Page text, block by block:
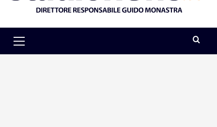
Menu